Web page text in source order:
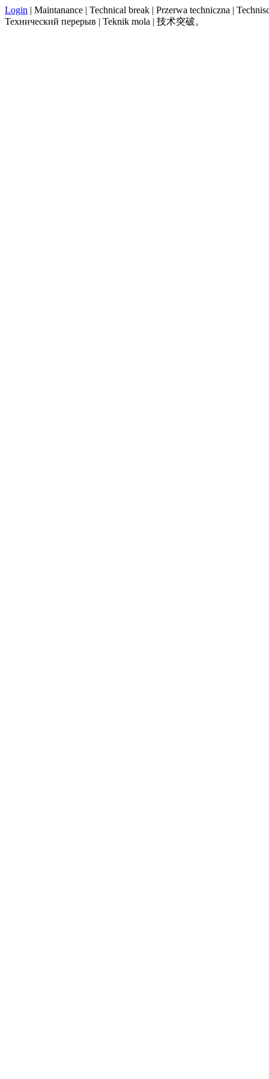
Login | Maintanance | Technical break | Przerwa techniczna |
Технический перерыв | Teknik mola | 技术突破。